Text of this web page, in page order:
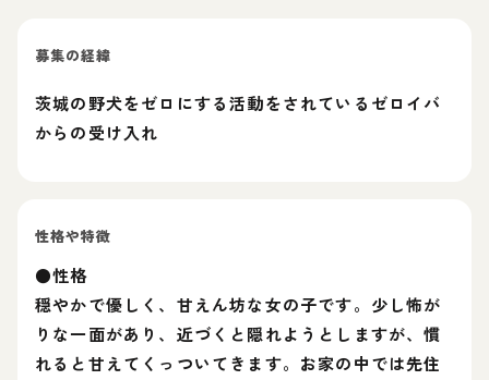
募集の経緯
茨城の野犬をゼロにする活動をされているゼロイバ
からの受け入れ
性格や特徴
●性格
穏やかで優しく、甘えん坊な女の子です。少し怖が
りな一面があり、近づくと隠れようとしますが、慣
れると甘えてくっついてきます。お家の中では先住